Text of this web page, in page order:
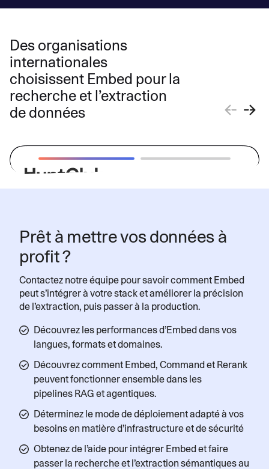
Des organisations
internationales
choisissent Embed pour la
recherche et l’extraction
de données
aux clients de parcourir leurs vastes
réseaux professionnels et d’y dénicher
les talents recherchés. L’IA est
essentielle pour faire des recherches
dans des profils de candidats
complexes et structurer les données de
Embed 4 de Cohere nous permet de
compulser ces profils avec plus de
précision, ce qui permet une
amélioration relative de 47 % par
rapport aux résultats déjà excellents
d’Embed 3. Très impressionnant ! »
- James Kirk, vice-président IA
Prêt à mettre vos données à
profit ?
Contactez notre équipe pour savoir comment Embed
peut s’intégrer à votre stack et améliorer la précision
de l’extraction, puis passer à la production.
Découvrez les performances d’Embed dans vos
langues, formats et domaines.
Découvrez comment Embed, Command et Rerank
peuvent fonctionner ensemble dans les
pipelines RAG et agentiques.
Déterminez le mode de déploiement adapté à vos
besoins en matière d’infrastructure et de sécurité
Obtenez de l’aide pour intégrer Embed et faire
passer la recherche et l’extraction sémantiques au